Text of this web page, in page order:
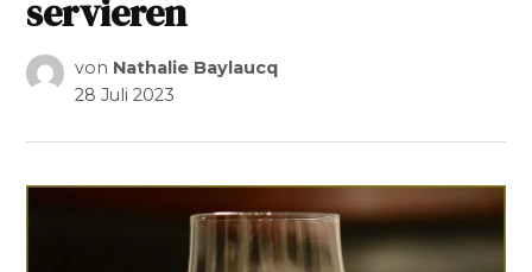
servieren
von Nathalie Baylaucq
28 Juli 2023